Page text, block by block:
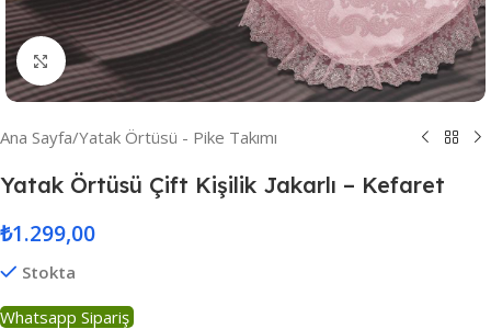
Resmi Büyüt
Ana Sayfa/Yatak Örtüsü - Pike Takımı
Yatak Örtüsü Çift Kişilik Jakarlı – Kefaret
₺1.299,00
Stokta
Whatsapp Sipariş